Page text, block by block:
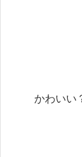
かわいい